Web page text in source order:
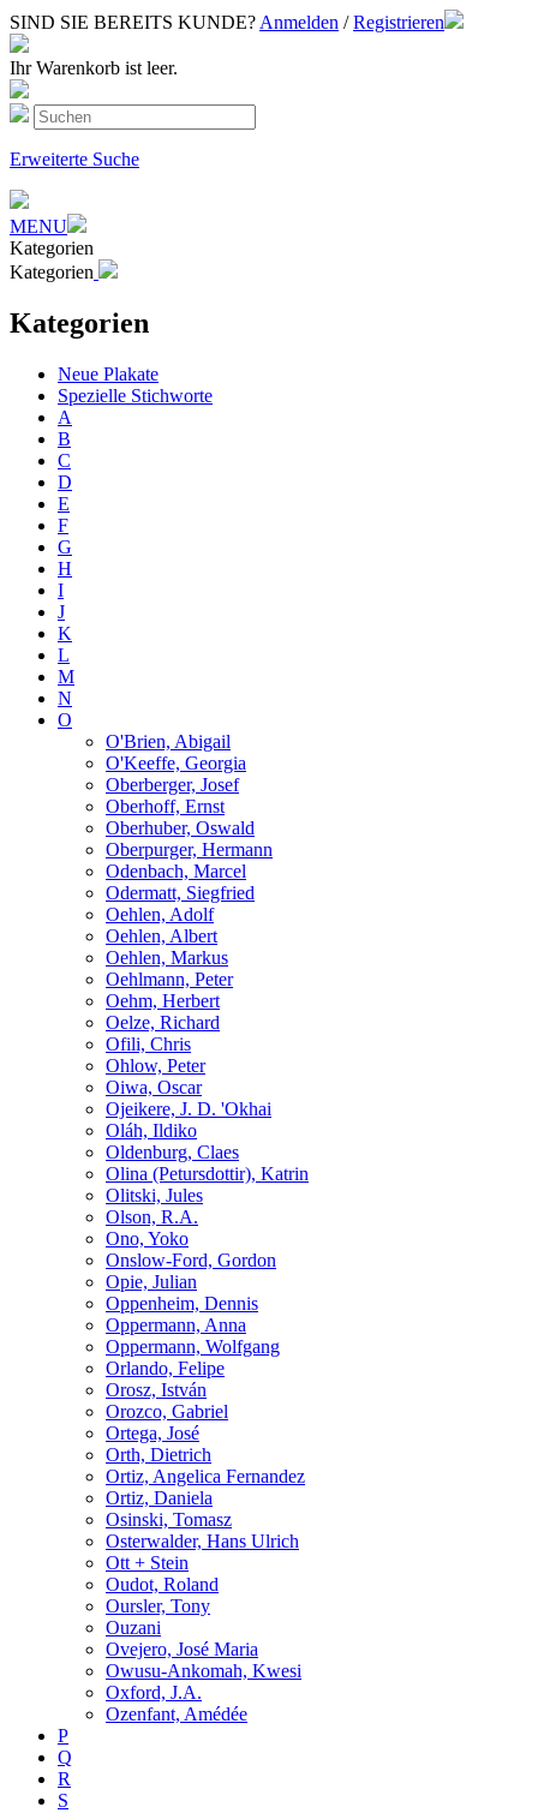
SIND SIE BEREITS KUNDE? Anmelden / Registrieren
Ihr Warenkorb ist leer.
Erweiterte Suche
MENU
Kategorien
Kategorien
Kategorien
Neue Plakate
Spezielle Stichworte
A
B
C
D
E
F
G
H
I
J
K
L
M
N
O
O'Brien, Abigail
O'Keeffe, Georgia
Oberberger, Josef
Oberhoff, Ernst
Oberhuber, Oswald
Oberpurger, Hermann
Odenbach, Marcel
Odermatt, Siegfried
Oehlen, Adolf
Oehlen, Albert
Oehlen, Markus
Oehlmann, Peter
Oehm, Herbert
Oelze, Richard
Ofili, Chris
Ohlow, Peter
Oiwa, Oscar
Ojeikere, J. D. 'Okhai
Oláh, Ildiko
Oldenburg, Claes
Olina (Petursdottir), Katrin
Olitski, Jules
Olson, R.A.
Ono, Yoko
Onslow-Ford, Gordon
Opie, Julian
Oppenheim, Dennis
Oppermann, Anna
Oppermann, Wolfgang
Orlando, Felipe
Orosz, István
Orozco, Gabriel
Ortega, José
Orth, Dietrich
Ortiz, Angelica Fernandez
Ortiz, Daniela
Osinski, Tomasz
Osterwalder, Hans Ulrich
Ott + Stein
Oudot, Roland
Oursler, Tony
Ouzani
Ovejero, José Maria
Owusu-Ankomah, Kwesi
Oxford, J.A.
Ozenfant, Amédée
P
Q
R
S